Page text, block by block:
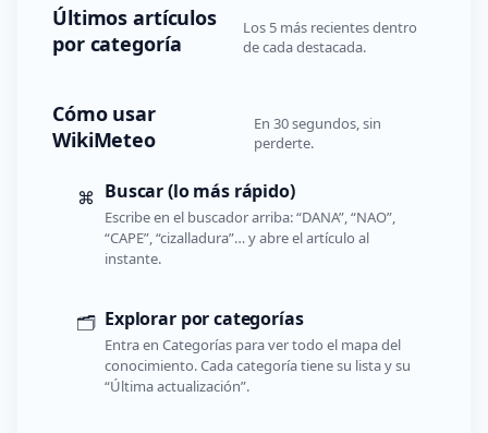
Últimos artículos
por categoría
Los 5 más recientes dentro
de cada destacada.
Cómo usar
WikiMeteo
En 30 segundos, sin
perderte.
⌘ Buscar (lo más rápido)
Escribe en el buscador arriba: “DANA”, “NAO”,
“CAPE”, “cizalladura”… y abre el artículo al
instante.
🗂️ Explorar por categorías
Entra en Categorías para ver todo el mapa del
conocimiento. Cada categoría tiene su lista y su
“Última actualización”.